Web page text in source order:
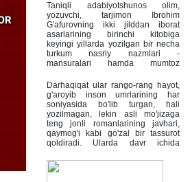
Taniqli adabiyotshunos olim,
yozuvchi, tarjimon Ibrohim
G'afurovning ikki jilddan iborat
asarlarining birinchi kitobiga
keyingi yillarda yozilgan bir necha
turkum nasriy nazmlari -
mansuralari hamda mumtoz
tarix yilidagi badialari, hikoyalari
kiritilgan. Muallif o'z mo'jaz lirik
asarlarini - "Mening romanlarim"
deb ataydi.
Darhaqiqat ular rango-rang hayot,
g'aroyib inson umrlarining har
soniyasida bo'lib turgan, hali
yozilmagan, lekin asli mo'jizaga
teng jonli romanlarining javhari,
qaymog'i kabi go'zal bir tassurot
qoldiradi. Ularda davr ichida
kechinmalar ichida yashayotgan,
Insonliqning asl ma'nosini